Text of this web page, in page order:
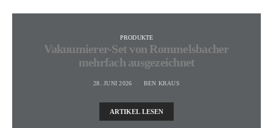
PRODUKTE
Vakuumierer-Set von Rommelsbacher
mehrfach ausgezeichnet
28. JUNI 2026 BEN KRAUS
ARTIKEL LESEN